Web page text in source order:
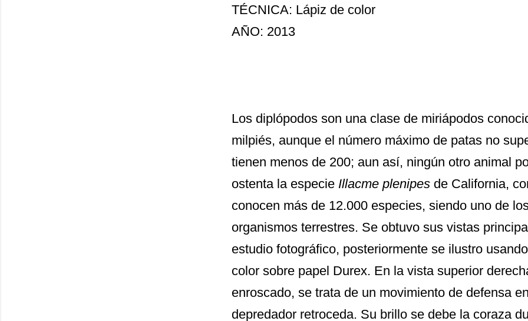
TÉCNICA: Lápiz de color
AÑO: 2013
Los diplópodos son una clase de miriápodos
milpiés, aunque el número máximo de patas no
tienen menos de 200; aun así, ningún otro animal
ostenta la especie Illacme plenipesde California,
conocen más de 12.000 especies, siendo uno de
organismos terrestres. Se obtuvo sus vistas
estudio fotográfico, posteriormente se ilustro
color sobre papel Durex. En la vista superior
enroscado, se trata de un movimiento de defensa
depredador retroceda. Su brillo se debe la coraza